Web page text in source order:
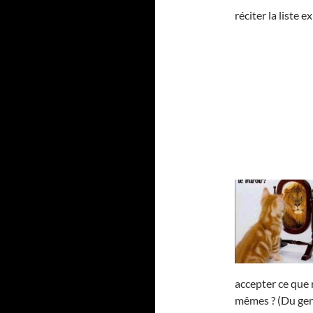
réciter la liste
accepter ce
mêmes ? (Du